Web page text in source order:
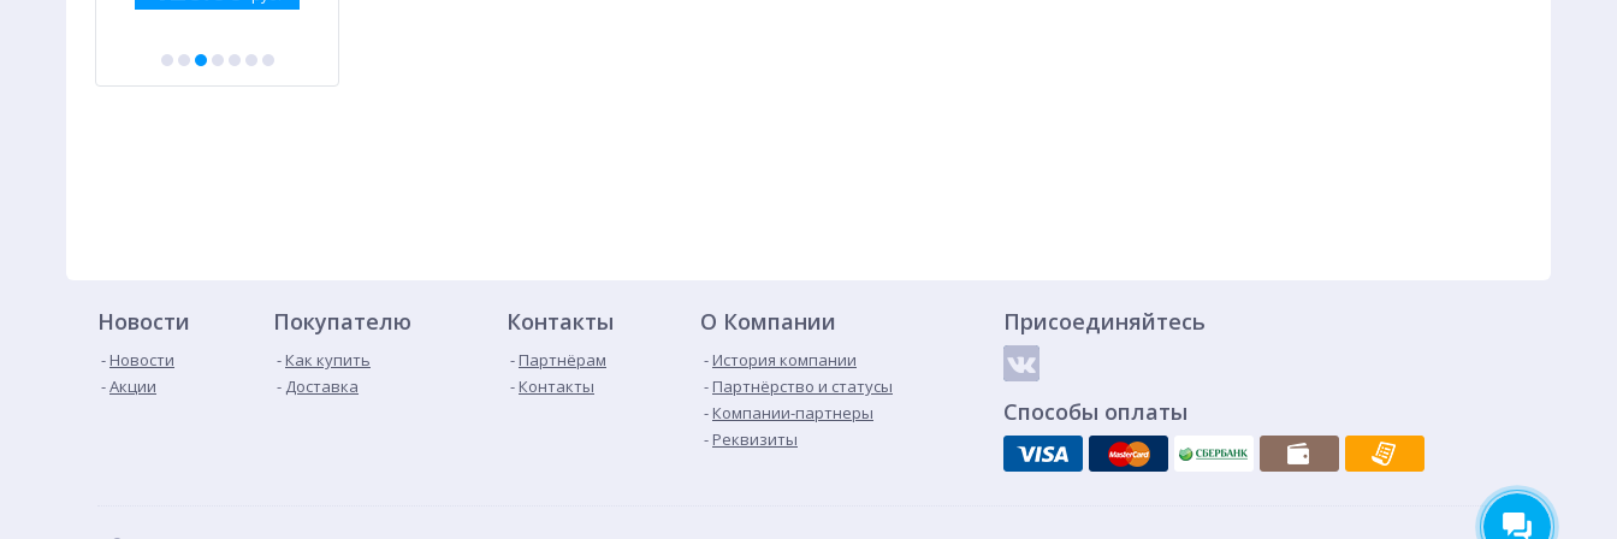
Новости
Новости
Акции
Покупателю
Как купить
Доставка
Контакты
Партнёрам
Контакты
О Компании
История компании
Партнёрство и статусы
Компании-партнеры
Реквизиты
Присоединяйтесь
Способы оплаты